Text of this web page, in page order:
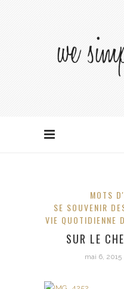
MOTS
SE SOUVENIR
VIE QUOTIDIENNE
SUR LE
mai 6, 2015